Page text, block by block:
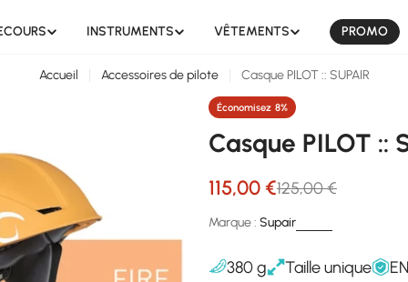
INSTRUMENTS VÊTEMENTS PROMO
Accueil Accessoires de pilote
Casque PILOT :: SUPAIR
Économisez 8%
Casque PILOT ::
Prix
de
115,00 €
Prix
régulier
125,00 €
Marque : Supair
380 g Taille unique